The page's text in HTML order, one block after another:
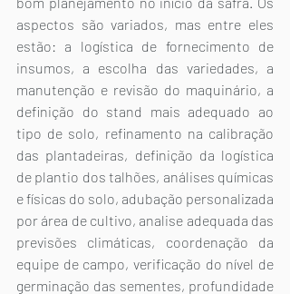
aspectos são variados, mas entre eles
estão: a logística de fornecimento de
insumos, a escolha das variedades, a
manutenção e revisão do maquinário, a
definição do stand mais adequado ao
tipo de solo, refinamento na calibração
das plantadeiras, definição da logística
de plantio dos talhões, análises químicas
e físicas do solo, adubação personalizada
por área de cultivo, analise adequada das
previsões climáticas, coordenação da
equipe de campo, verificação do nível de
germinação das sementes, profundidade